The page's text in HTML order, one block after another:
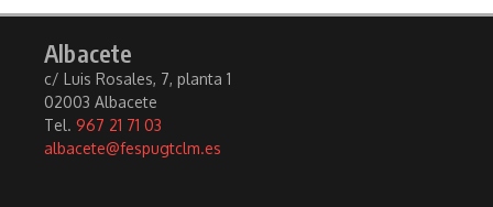
Albacete
c/ Luis Rosales, 7, planta 1
02003 Albacete
Tel. 967 21 71 03
albacete@fespugtclm.es